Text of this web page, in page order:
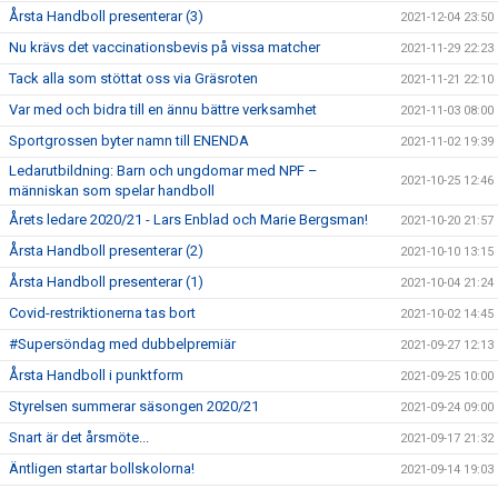
Årsta Handboll presenterar (3) 2021-12-04 23:50
Nu krävs det vaccinationsbevis på vissa matcher 2021-11-29 22:23
Tack alla som stöttat oss via Gräsroten 2021-11-21 22:10
Var med och bidra till en ännu bättre verksamhet 2021-11-03 08:00
Sportgrossen byter namn till ENENDA 2021-11-02 19:39
Ledarutbildning: Barn och ungdomar med NPF –
människan som spelar handboll
2021-10-25 12:46
Årets ledare 2020/21 - Lars Enblad och Marie Bergsman! 2021-10-20 21:57
Årsta Handboll presenterar (2) 2021-10-10 13:15
Årsta Handboll presenterar (1) 2021-10-04 21:24
Covid-restriktionerna tas bort 2021-10-02 14:45
#Supersöndag med dubbelpremiär 2021-09-27 12:13
Årsta Handboll i punktform 2021-09-25 10:00
Styrelsen summerar säsongen 2020/21 2021-09-24 09:00
Snart är det årsmöte... 2021-09-17 21:32
Äntligen startar bollskolorna! 2021-09-14 19:03